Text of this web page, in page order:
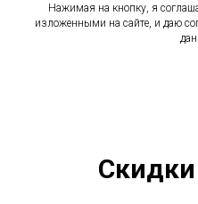
Нажимая на кнопку, я
изложенными на сайте, и даю